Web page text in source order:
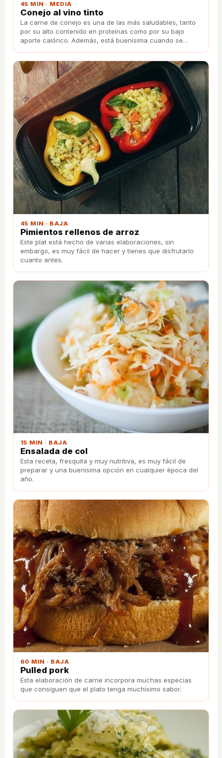
45 MIN · MEDIA
Conejo al vino tinto
La carne de conejo es una de las más saludables, tanto
por su alto contenido en proteínas como por su bajo
aporte calórico. Además, está buenísima cuando se
45 MIN · BAJA
Pimientos rellenos de arroz
Este plat está hecho de varias elaboraciones, sin
embargo, es muy fácil de hacer y tienes que disfrutarlo
cuanto antes.
15 MIN · BAJA
Ensalada de col
Esta receta, fresquita y muy nutritiva, es muy fácil de
preparar y una buenísima opción en cualquier época del
año.
60 MIN · BAJA
Pulled pork
Esta elaboración de carne incorpora muchas especias
que consiguen que el plato tenga muchísimo sabor.